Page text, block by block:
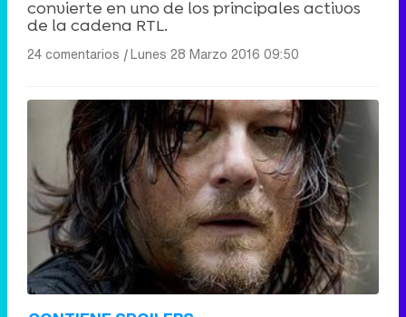
convierte en uno de los principales activos
de la cadena RTL.
24 comentarios |Lunes 28 Marzo 2016 09:50